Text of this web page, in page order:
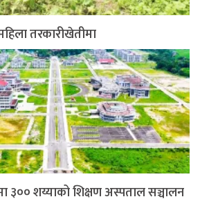
तरकारीखेतीमा
३०० शय्याको शिक्षण अस्पताल सञ्चालन